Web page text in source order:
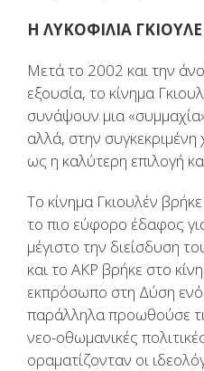
Η ΛΥΚΟΦΙΛΙΑ
Μετά το 2002 και την
εξουσία, το κίνημα
συνάψουν μια
αλλά, στην
ως η καλύτερη επιλογή
Το κίνημα Γκιουλέν
το πιο εύφορο έδαφος
μέγιστο την διείσδυση
και το ΑΚΡ βρήκε στο
εκπρόσωπο στη Δύση
παράλληλα προωθούσε
νεο-οθωμανικές
οραματίζονταν οι